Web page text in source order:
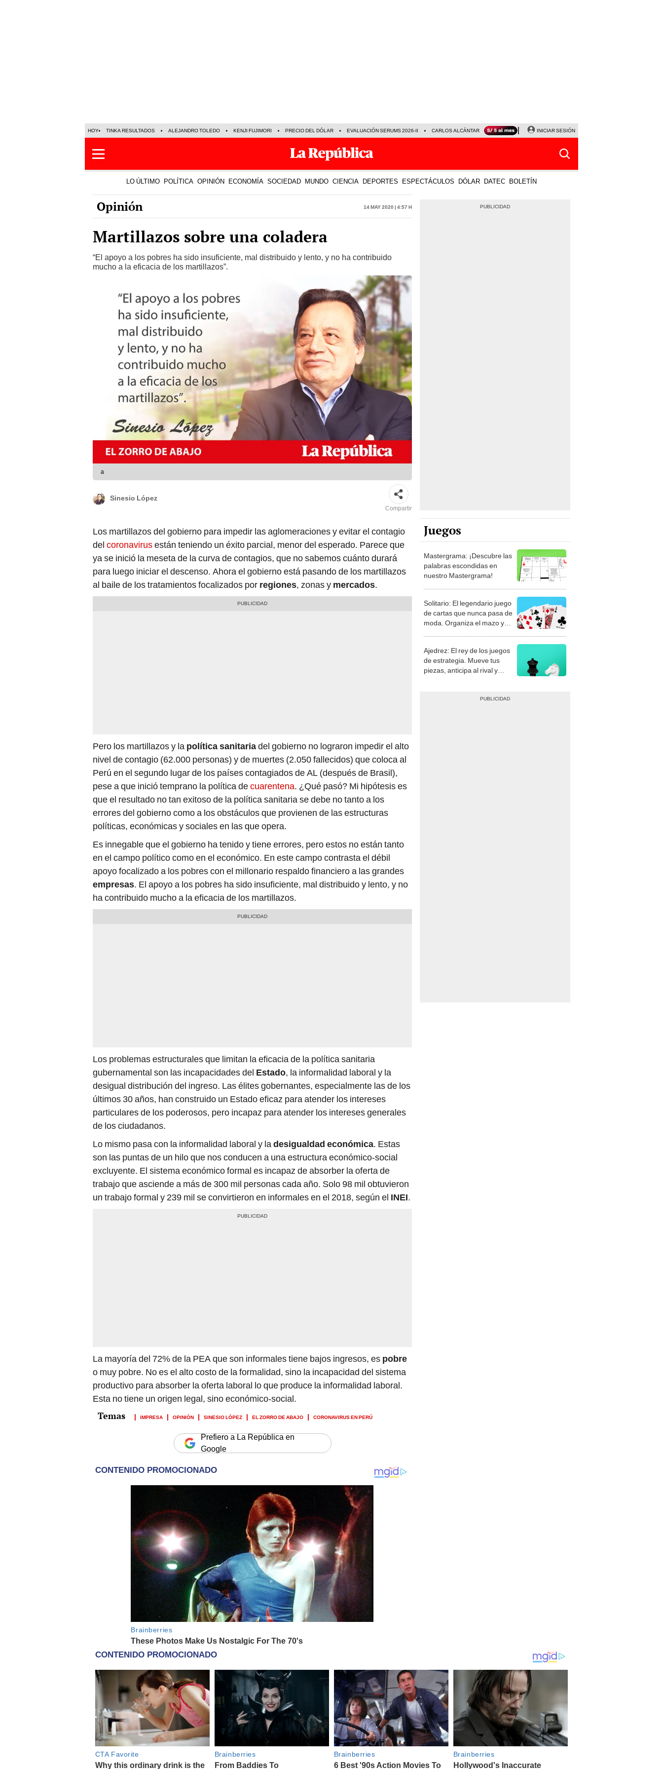
HOY TINKA RESULTADOS ALEJANDRO TOLEDO KENJI FUJIMORI PRECIO DEL DÓLAR EVALUACIÓN SERUMS 2026-II CARLOS ALCÁNTARA SERIE ACARAMELADOS PLAZA VEA
INICIAR SESIÓN
LO ÚLTIMO POLÍTICA OPINIÓN ECONOMÍA SOCIEDAD MUNDO CIENCIA DEPORTES ESPECTÁCULOS DÓLAR DATEC BOLETÍN
Opinión 14 May 2020 | 4:57 h
Martillazos sobre una coladera
“El apoyo a los pobres ha sido insuficiente, mal distribuido y lento, y no ha contribuido
mucho a la eficacia de los martillazos”.
a
Sinesio López
Compartir
Los martillazos del gobierno para impedir las aglomeraciones y evitar el contagio
del coronavirusestán teniendo un éxito parcial, menor del esperado. Parece que
ya se inició la meseta de la curva de contagios, que no sabemos cuánto durará
para luego iniciar el descenso. Ahora el gobierno está pasando de los martillazos
al baile de los tratamientos focalizados por regiones, zonas y mercados.
Pero los martillazos y la política sanitariadel gobierno no lograron impedir el alto
nivel de contagio (62.000 personas) y de muertes (2.050 fallecidos) que coloca al
Perú en el segundo lugar de los países contagiados de AL (después de Brasil),
pese a que inició temprano la política decuarentena. ¿Qué pasó? Mi hipótesis es
que el resultado no tan exitoso de la política sanitaria se debe no tanto a los
errores del gobierno como a los obstáculos que provienen de las estructuras
políticas, económicas y sociales en las que opera.
Es innegable que el gobierno ha tenido y tiene errores, pero estos no están tanto
en el campo político como en el económico. En este campo contrasta el débil
apoyo focalizado a los pobres con el millonario respaldo financiero a las grandes
empresas. El apoyo a los pobres ha sido insuficiente, mal distribuido y lento, y no
ha contribuido mucho a la eficacia de los martillazos.
Los problemas estructurales que limitan la eficacia de la política sanitaria
gubernamental son las incapacidades del Estado, la informalidad laboral y la
desigual distribución del ingreso. Las élites gobernantes, especialmente las de los
últimos 30 años, han construido un Estado eficaz para atender los intereses
particulares de los poderosos, pero incapaz para atender los intereses generales
de los ciudadanos.
Lo mismo pasa con la informalidad laboral y ladesigualdad económica. Estas
son las puntas de un hilo que nos conducen a una estructura económico-social
excluyente. El sistema económico formal es incapaz de absorber la oferta de
trabajo que asciende a más de 300 mil personas cada año. Solo 98 mil obtuvieron
un trabajo formal y 239 mil se convirtieron en informales en el 2018, según el INEI.
La mayoría del 72% de la PEA que son informales tiene bajos ingresos, es pobre
o muy pobre. No es el alto costo de la formalidad, sino la incapacidad del sistema
productivo para absorber la oferta laboral lo que produce la informalidad laboral.
Esta no tiene un origen legal, sino económico-social.
IMPRESA OPINIÓN SINESIO LÓPEZ EL ZORRO DE ABAJO CORONAVIRUS EN PERÚ
Prefiero a La República en
Google
Juegos
Mastergrama: ¡Descubre las
palabras escondidas en
nuestro Mastergrama!
Solitario: El legendario juego
de cartas que nunca pasa de
moda. Organiza el mazo y
Ajedrez: El rey de los juegos
de estrategia. Mueve tus
piezas, anticipa al rival y